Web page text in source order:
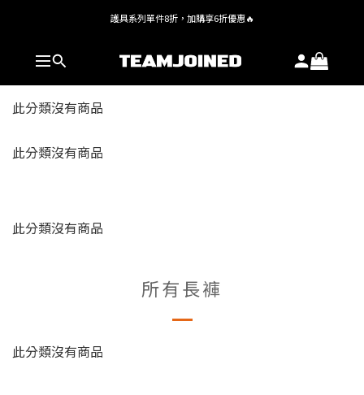
全館 $1,380 即享免運
護具系列單件8折，加購享6折優惠🔥
全館 $1,380 即享免運
此分類沒有商品
此分類沒有商品
此分類沒有商品
所有長褲
此分類沒有商品